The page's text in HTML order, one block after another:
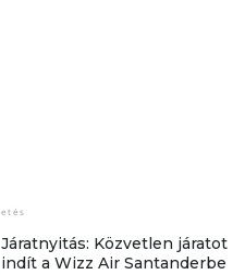
Járatnyitás: Közvetlen járatot
indít a Wizz Air Santanderbe